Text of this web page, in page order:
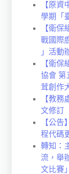
【原
學期「
【衛
戰國際
」活動
【衛
協會 第
茸創作
【教
文修訂
【公
程代碼
轉知：
流，舉
文比賽